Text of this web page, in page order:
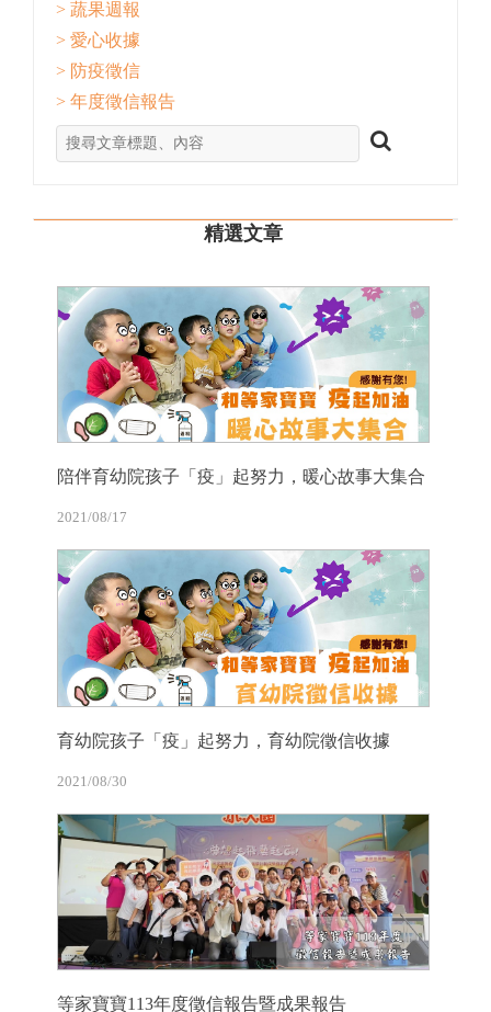
> 蔬果週報
> 愛心收據
> 防疫徵信
> 年度徵信報告
精選文章
陪伴育幼院孩子「疫」起努力，暖心故事大集合
2021/08/17
育幼院孩子「疫」起努力，育幼院徵信收據
2021/08/30
等家寶寶113年度徵信報告暨成果報告